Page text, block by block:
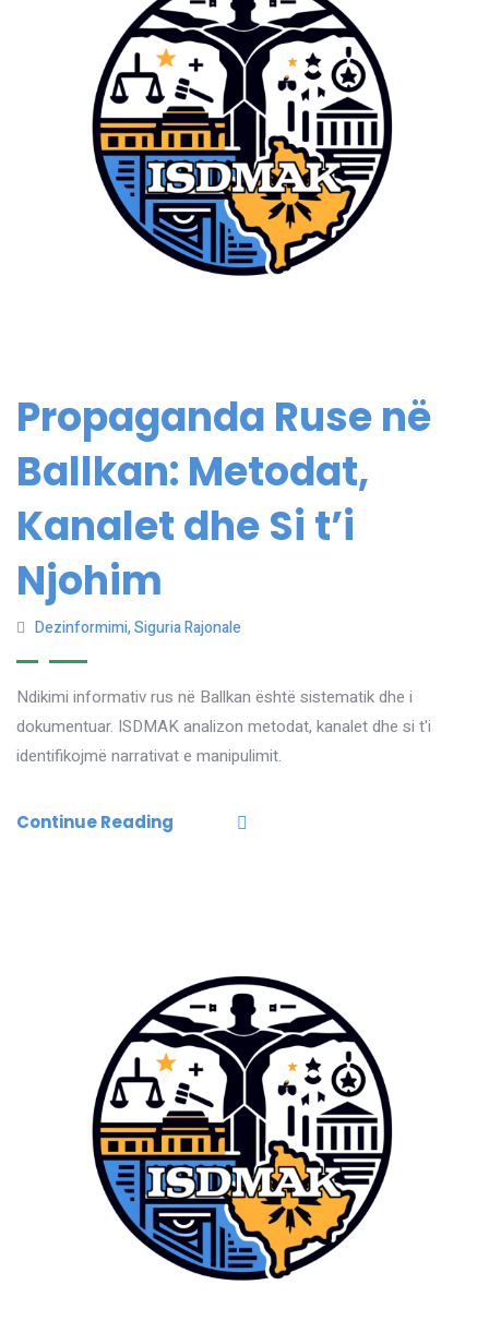
Propaganda Ruse në
Ballkan: Metodat,
Kanalet dhe Si t’i
Njohim
Dezinformimi,Siguria Rajonale
Ndikimi informativ rus në Ballkan është sistematik dhe i
dokumentuar. ISDMAK analizon metodat, kanalet dhe si t'i
identifikojmë narrativat e manipulimit.
Continue Reading